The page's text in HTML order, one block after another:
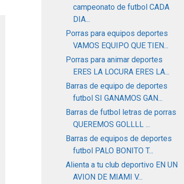
campeonato de futbol CADA
DIA...
Porras para equipos deportes
VAMOS EQUIPO QUE TIEN...
Porras para animar deportes
ERES LA LOCURA ERES LA...
Barras de equipo de deportes
futbol SI GANAMOS GAN...
Barras de futbol letras de porras
QUEREMOS GOLLLL ...
Barras de equipos de deportes
futbol PALO BONITO T...
Alienta a tu club deportivo EN UN
AVION DE MIAMI V...